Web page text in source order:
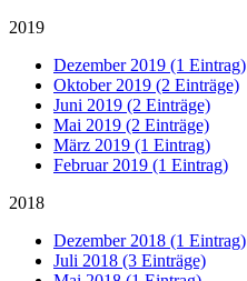
2019
Dezember 2019 (1 Eintrag)
Oktober 2019 (2 Einträge)
Juni 2019 (2 Einträge)
Mai 2019 (2 Einträge)
März 2019 (1 Eintrag)
Februar 2019 (1 Eintrag)
2018
Dezember 2018 (1 Eintrag)
Juli 2018 (3 Einträge)